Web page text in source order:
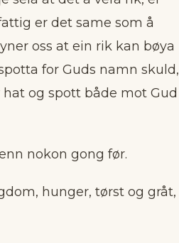
er det same som å
oss at ein rik kan bøya
for Guds namn skuld,
og spott både mot Gud
nokon gong før.
hunger, tørst og gråt,